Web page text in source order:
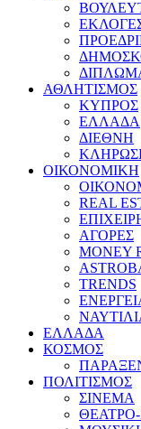
ΑΘΛΗΤΙΣΜΟΣ
ΚΥΠΡΟΣ
ΕΛΛΑΔΑ
ΔΙΕΘΝΗ
ΟΙΚΟΝΟΜΙΚΗ
REAL
ΑΓΟΡΕΣ
MONEY
TRENDS
ΕΛΛΑΔΑ
ΚΟΣΜΟΣ
ΠΟΛΙΤΙΣΜΟΣ
ΣΙΝΕΜΑ